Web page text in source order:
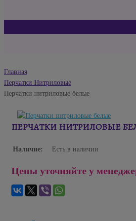
Главная
Перчатки Нитриловые
Перчатки нитриловые белые
ПЕРЧАТКИ НИТРИЛОВЫЕ
Наличие: Есть в наличии
Цены уточняйте у